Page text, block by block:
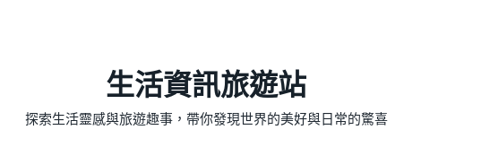
生活資訊旅遊站
探索生活靈感與旅遊趣事，帶你發現世界的美好與日常的驚喜